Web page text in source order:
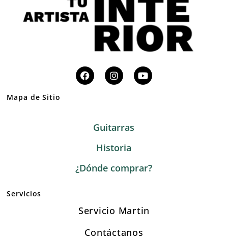
Mapa de Sitio
Guitarras
Historia
¿Dónde comprar?
Servicios
Servicio Martin
Contáctanos